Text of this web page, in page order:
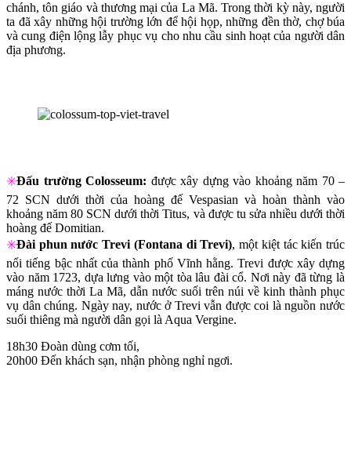
chánh, tôn giáo và thương mại của La Mã. Trong thời kỳ này, người
ta đã xây những hội trường lớn để hội họp, những đền thờ, chợ búa
và cung điện lộng lẫy phục vụ cho nhu cầu sinh hoạt của người dân
địa phương.
✳️Đấu trường Colosseum: được xây dựng vào khoảng năm 70 –
72 SCN dưới thời của hoàng đế Vespasian và hoàn thành vào
khoảng năm 80 SCN dưới thời Titus, và được tu sửa nhiều dưới thời
hoàng đế Domitian.
✳️Đài phun nước Trevi (Fontana di Trevi), một kiệt tác kiến trúc
nổi tiếng bậc nhất của thành phố Vĩnh hằng. Trevi được xây dựng
vào năm 1723, dựa lưng vào một tòa lâu đài cổ. Nơi này đã từng là
máng nước thời La Mã, dẫn nước suối trên núi về kinh thành phục
vụ dân chúng. Ngày nay, nước ở Trevi vẫn được coi là nguồn nước
suối thiêng mà người dân gọi là Aqua Vergine.
18h30 Đoàn dùng cơm tối,
20h00 Đến khách sạn, nhận phòng nghỉ ngơi.